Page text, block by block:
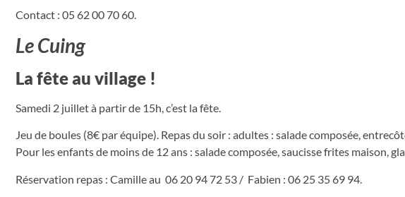
Contact : 05 62 00 70 60.
Le Cuing
La fête au village !
Samedi 2 juillet à partir de 15h, c’est la fête.
Jeu de boules (8€ par équipe). Repas du soir : adultes : salade composée,
Pour les enfants de moins de 12 ans : salade composée, saucisse frites maison,
Réservation repas : Camille au 06 20 94 72 53 / Fabien : 06 25 35 69 94.